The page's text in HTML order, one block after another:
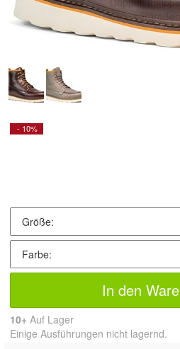
vergrößern
- 10%
In den
10+ Auf Lager
Einige Ausführungen nicht lagernd.